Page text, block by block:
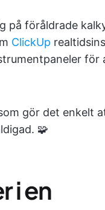
på föråldrade
ClickUp
för
gör det enkelt
🧩
i en